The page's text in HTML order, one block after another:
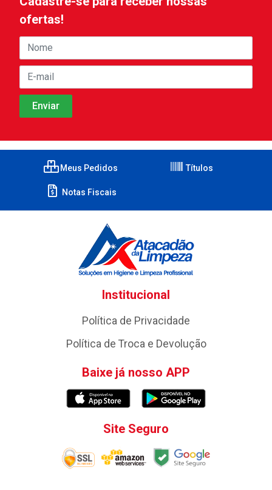
ofertas!
Meus Pedidos Títulos
Notas Fiscais
Institucional
Política de Privacidade
Política de Troca e Devolução
Baixe já nosso APP
Site Seguro